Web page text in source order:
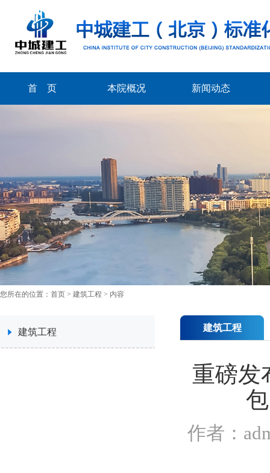
首 页 本院概况 新闻动态
您所在的位置： 首页 > 建筑工程 > 内容
建筑工程 建筑工程
重磅发
作者：